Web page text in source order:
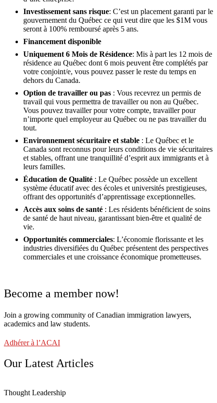
Investissement sans risque: C’est un placement garanti par le
gouvernement du Québec ce qui veut dire que les $1M vous
seront à 100% remboursé après 5 ans.
Financement disponible
Uniquement 6 Mois de Résidence: Mis à part les 12 mois de
résidence au Québec dont 6 mois peuvent être complétés par
votre conjoint/e, vous pouvez passer le reste du temps en
dehors du Canada.
Option de travailler ou pas : Vous recevrez un permis de
travail qui vous permettra de travailler ou non au Québec.
Vous pouvez travailler pour votre compte, travailler pour
n’importe quel employeur au Québec ou ne pas travailler du
tout.
Environnement sécuritaire et stable : Le Québec et le
Canada sont reconnus pour leurs conditions de vie sécuritaires
et stables, offrant une tranquillité d’esprit aux immigrants et à
leurs familles.
Éducation de Qualité : Le Québec possède un excellent
système éducatif avec des écoles et universités prestigieuses,
offrant des opportunités d’apprentissage exceptionnelles.
Accès aux soins de santé : Les résidents bénéficient de soins
de santé de haut niveau, garantissant bien-être et qualité de
vie.
Opportunités commerciales: L’économie florissante et les
industries diversifiées du Québec présentent des perspectives
commerciales et une croissance économique prometteuses.
Become a member now!
Join a growing community of Canadian immigration lawyers,
academics and law students.
Adhérer à l’ACAI
Our Latest Articles
Thought Leadership